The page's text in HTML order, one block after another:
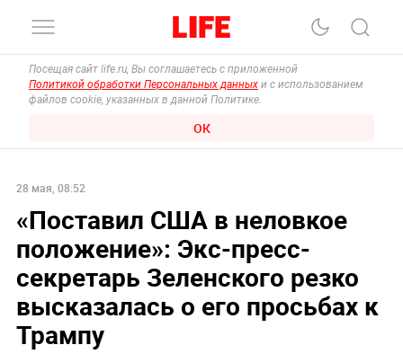
Посещая сайт life.ru, Вы соглашаетесь с приложенной
Политикой обработки Персональных данных и с использованием
файлов cookie, указанных в данной Политике.
ОК
28 мая, 08:52
«Поставил США в неловкое
положение»: Экс-пресс-
секретарь Зеленского резко
высказалась о его просьбах к
Трампу